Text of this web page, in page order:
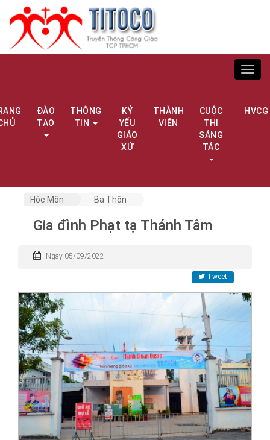
ĐÀO
TẠO
THÔNG
TIN
KỶ
YẾU
GIÁO
XỨ
THÀNH
VIÊN
CUỘC
THI
SÁNG
TÁC
HVCG
Hóc Môn Ba Thôn
Gia đình Phạt tạ Thánh Tâm
Ngày 05/09/2022
Tweet